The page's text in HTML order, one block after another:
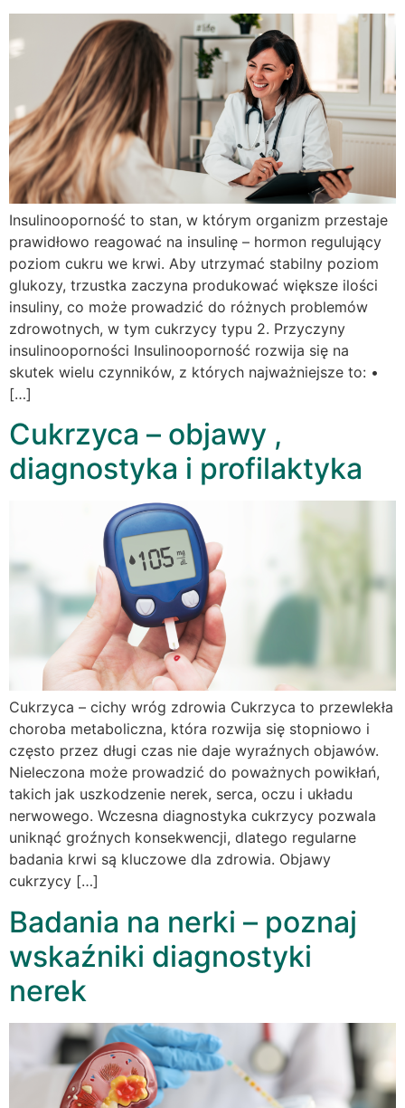
Insulinooporność to stan, w którym organizm przestaje
prawidłowo reagować na insulinę – hormon regulujący
poziom cukru we krwi. Aby utrzymać stabilny poziom
glukozy, trzustka zaczyna produkować większe ilości
insuliny, co może prowadzić do różnych problemów
zdrowotnych, w tym cukrzycy typu 2. Przyczyny
insulinooporności Insulinooporność rozwija się na
skutek wielu czynników, z których najważniejsze to: •
[…]
Cukrzyca – objawy ,
diagnostyka i profilaktyka
Cukrzyca – cichy wróg zdrowia Cukrzyca to przewlekła
choroba metaboliczna, która rozwija się stopniowo i
często przez długi czas nie daje wyraźnych objawów.
Nieleczona może prowadzić do poważnych powikłań,
takich jak uszkodzenie nerek, serca, oczu i układu
nerwowego. Wczesna diagnostyka cukrzycy pozwala
uniknąć groźnych konsekwencji, dlatego regularne
badania krwi są kluczowe dla zdrowia. Objawy
cukrzycy […]
Badania na nerki – poznaj
wskaźniki diagnostyki
nerek